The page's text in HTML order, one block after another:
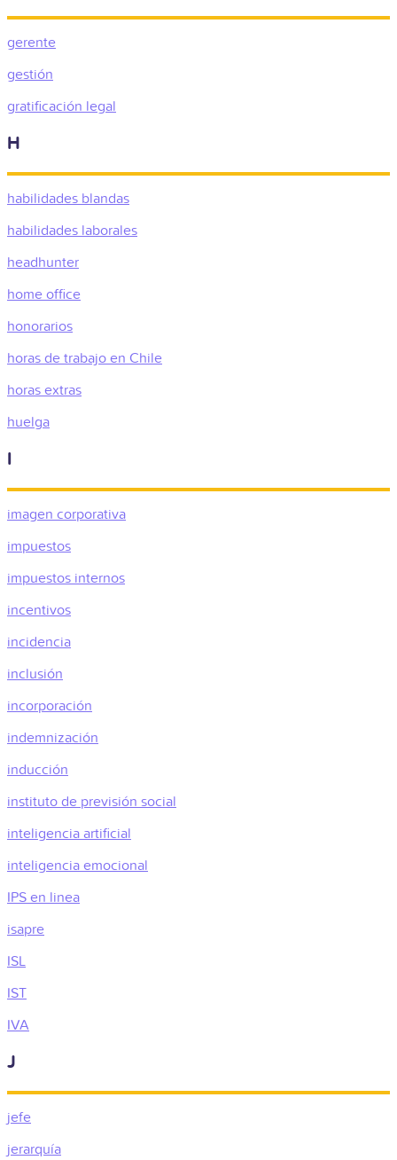
gerente
gestión
gratificación legal
H
habilidades blandas
habilidades laborales
headhunter
home office
honorarios
horas de trabajo en Chile
horas extras
huelga
I
imagen corporativa
impuestos
impuestos internos
incentivos
incidencia
inclusión
incorporación
indemnización
inducción
instituto de previsión social
inteligencia artificial
inteligencia emocional
IPS en linea
isapre
ISL
IST
IVA
J
jefe
jerarquía